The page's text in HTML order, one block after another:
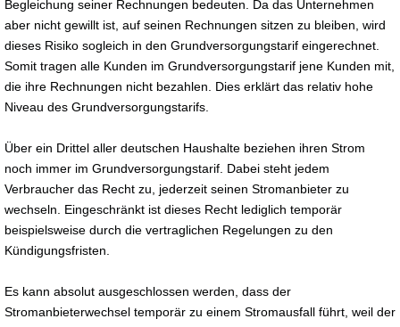
Begleichung seiner Rechnungen bedeuten. Da das Unternehmen
aber nicht gewillt ist, auf seinen Rechnungen sitzen zu bleiben, wird
dieses Risiko sogleich in den Grundversorgungstarif eingerechnet.
Somit tragen alle Kunden im Grundversorgungstarif jene Kunden mit,
die ihre Rechnungen nicht bezahlen. Dies erklärt das relativ hohe
Niveau des Grundversorgungstarifs.
Über ein Drittel aller deutschen Haushalte beziehen ihren Strom
noch immer im Grundversorgungstarif. Dabei steht jedem
Verbraucher das Recht zu, jederzeit seinen Stromanbieter zu
wechseln. Eingeschränkt ist dieses Recht lediglich temporär
beispielsweise durch die vertraglichen Regelungen zu den
Kündigungsfristen.
Es kann absolut ausgeschlossen werden, dass der
Stromanbieterwechsel temporär zu einem Stromausfall führt, weil der